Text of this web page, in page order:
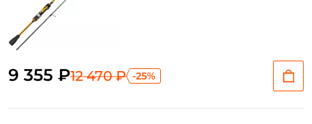
9 355 ₽12 470 ₽ -25%